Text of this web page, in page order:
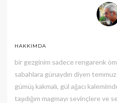
HAKKIMDA
bir gezginim sadece rengarenk
sabahlara günaydın diyen
gümüş kakmalı, gül ağacı
taşıdığım magmayı sevinçlere ve